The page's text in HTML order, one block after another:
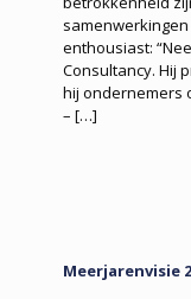
enthousiast:
Consultancy. Hij
hij ondernemers
– […]
Meerjarenvisie